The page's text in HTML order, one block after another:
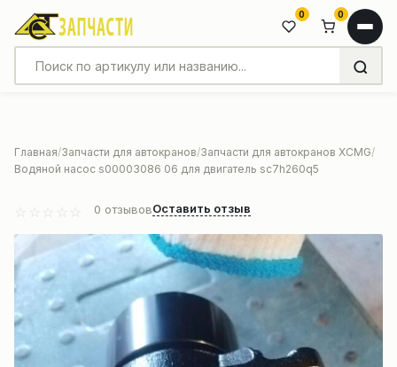
0 0
Главная Запчасти для автокранов Запчасти для автокранов XCMG
Водяной насос s00003086 06 для двигатель sc7h260q5
0 отзывовОставить отзыв